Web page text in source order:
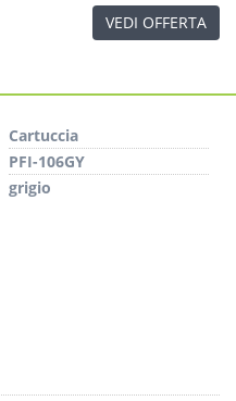
VEDI OFFERTA
Cartuccia
PFI-106GY
grigio